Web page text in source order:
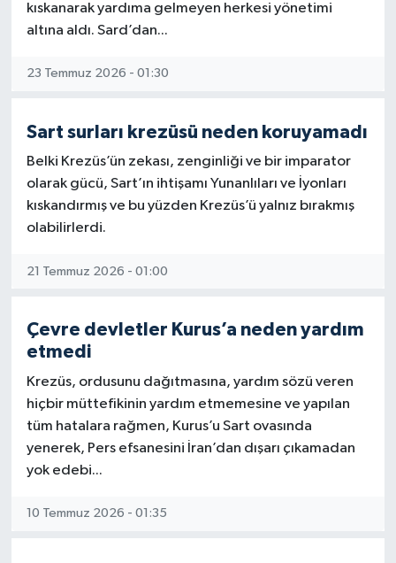
kıskanarak yardıma gelmeyen herkesi yönetimi
altına aldı. Sard’dan...
23 Temmuz 2026 - 01:30
Sart surları krezüsü neden koruyamadı
Belki Krezüs’ün zekası, zenginliği ve bir imparator
olarak gücü, Sart’ın ihtişamı Yunanlıları ve İyonları
kıskandırmış ve bu yüzden Krezüs’ü yalnız bırakmış
olabilirlerdi.
21 Temmuz 2026 - 01:00
Çevre devletler Kurus’a neden yardım
etmedi
Krezüs, ordusunu dağıtmasına, yardım sözü veren
hiçbir müttefikinin yardım etmemesine ve yapılan
tüm hatalara rağmen, Kurus’u Sart ovasında
yenerek, Pers efsanesini İran’dan dışarı çıkamadan
yok edebi...
10 Temmuz 2026 - 01:35